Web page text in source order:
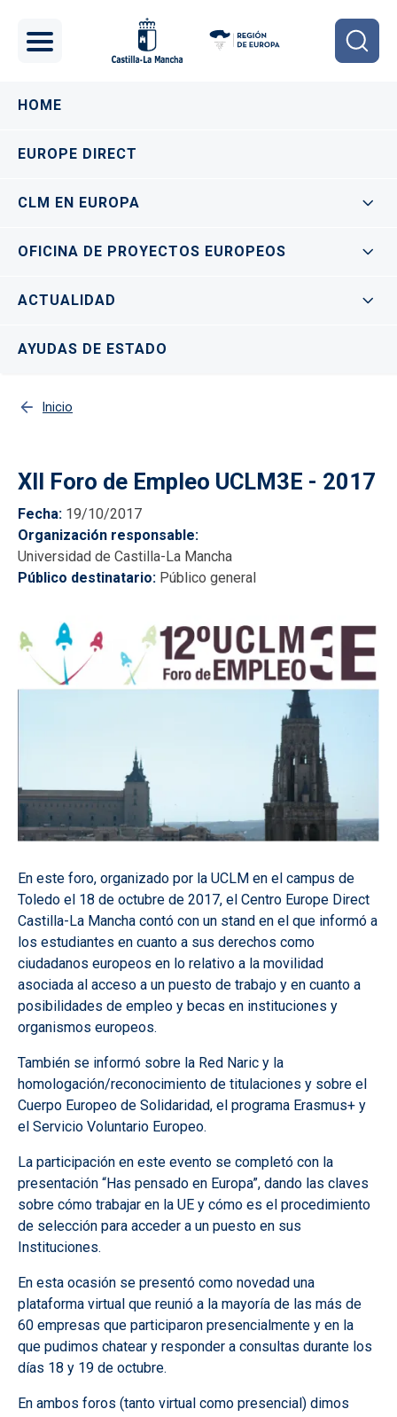
Navegación principal
HOME
EUROPE DIRECT
CLM EN EUROPA
OFICINA DE PROYECTOS EUROPEOS
ACTUALIDAD
AYUDAS DE ESTADO
Inicio
XII Foro de Empleo UCLM3E - 2017
Fecha 19/10/2017
Organización responsable
Universidad de Castilla-La Mancha
Público destinatario
Público general
En este foro, organizado por la UCLM en el campus de
Toledo el 18 de octubre de 2017, el Centro Europe Direct
Castilla-La Mancha contó con un stand en el que informó a
los estudiantes en cuanto a sus derechos como
ciudadanos europeos en lo relativo a la movilidad
asociada al acceso a un puesto de trabajo y en cuanto a
posibilidades de empleo y becas en instituciones y
organismos europeos.
También se informó sobre la Red Naric y la
homologación/reconocimiento de titulaciones y sobre el
Cuerpo Europeo de Solidaridad, el programa Erasmus+ y
el Servicio Voluntario Europeo.
La participación en este evento se completó con la
presentación “Has pensado en Europa”, dando las claves
sobre cómo trabajar en la UE y cómo es el procedimiento
de selección para acceder a un puesto en sus
Instituciones.
En esta ocasión se presentó como novedad una
plataforma virtual que reunió a la mayoría de las más de
60 empresas que participaron presencialmente y en la
que pudimos chatear y responder a consultas durante los
días 18 y 19 de octubre.
En ambos foros (tanto virtual como presencial) dimos